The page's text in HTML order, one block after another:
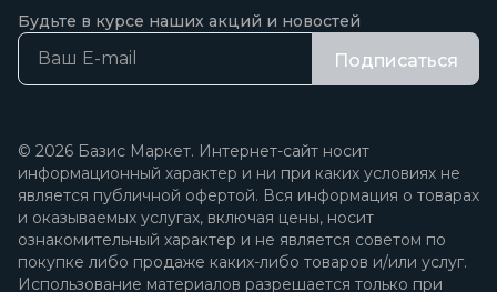
Будьте в курсе наших акций и новостей
Подписаться
© 2026 Базис Маркет. Интернет-сайт носит
информационный характер и ни при каких условиях не
является публичной офертой. Вся информация о товарах
и оказываемых услугах, включая цены, носит
ознакомительный характер и не является советом по
покупке либо продаже каких-либо товаров и/или услуг.
Использование материалов разрешается только при